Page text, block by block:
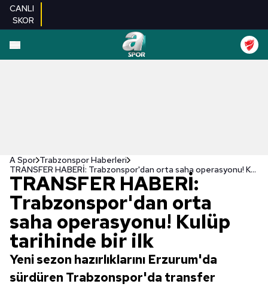
CANLI
SKOR
A Spor Trabzonspor Haberleri
TRANSFER HABERİ: Trabzonspor'dan orta saha operasyonu! Kulüp tarihinde bir ilk
TRANSFER HABERİ:
Trabzonspor'dan orta
saha operasyonu! Kulüp
tarihinde bir ilk
Yeni sezon hazırlıklarını Erzurum'da
sürdüren Trabzonspor'da transfer